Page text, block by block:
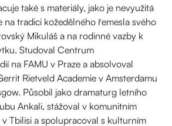
také s materiály, jako je nevyužitá
na tradici kožedělného řemesla svého
Mikuláš a na rodinné vazby k
Studoval Centrum
na FAMU v Praze a absolvoval
Rietveld Academie v Amsterdamu
Působil jako dramaturg letního
Ankali, stážoval v komunitním
Tbilisi a spolupracoval s kulturním